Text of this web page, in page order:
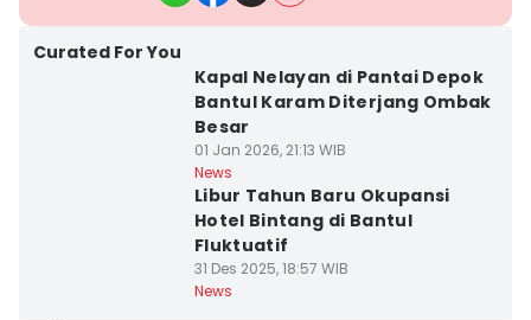
Curated For You
Kapal Nelayan di Pantai Depok
Bantul Karam Diterjang Ombak
Besar
01 Jan 2026, 21:13 WIB
News
Libur Tahun Baru Okupansi
Hotel Bintang di Bantul
Fluktuatif
31 Des 2025, 18:57 WIB
News